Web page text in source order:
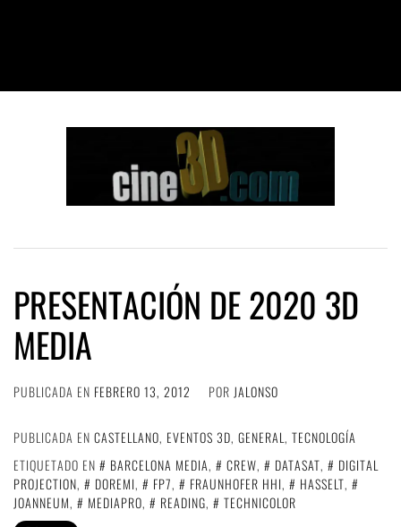
PRESENTACIÓN DE 2020 3D
MEDIA
PUBLICADA EN FEBRERO 13, 2012 POR JALONSO
PUBLICADA EN CASTELLANO, EVENTOS 3D, GENERAL, TECNOLOGÍA
ETIQUETADO EN
BARCELONA MEDIA, CREW, DATASAT,
DIGITAL
PROJECTION, DOREMI, FP7, FRAUNHOFER HHI, HASSELT,
JOANNEUM, MEDIAPRO, READING, TECHNICOLOR